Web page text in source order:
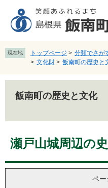
先
頭
す
を
飛
し
へ
現在地 トップページ > 分類でさが
> 文化財 > 飯南町の歴史と
飯南町の歴史と文化
文瀬戸山城周辺の史
ペー